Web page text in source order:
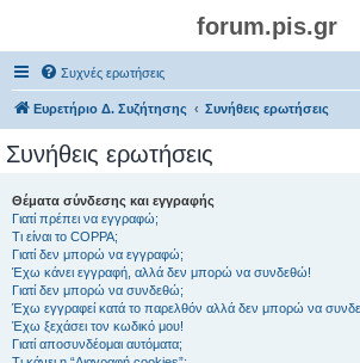
forum.pis.gr
Συχνές ερωτήσεις
Ευρετήριο Δ. Συζήτησης Συνήθεις ερωτήσεις
Συνήθεις ερωτήσεις
Θέματα σύνδεσης και εγγραφής
Γιατί πρέπει να εγγραφώ;
Τι είναι το COPPA;
Γιατί δεν μπορώ να εγγραφώ;
Έχω κάνει εγγραφή, αλλά δεν μπορώ να συνδεθώ!
Γιατί δεν μπορώ να συνδεθώ;
Έχω εγγραφεί κατά το παρελθόν αλλά δεν μπορώ να
Έχω ξεχάσει τον κωδικό μου!
Γιατί αποσυνδέομαι αυτόματα;